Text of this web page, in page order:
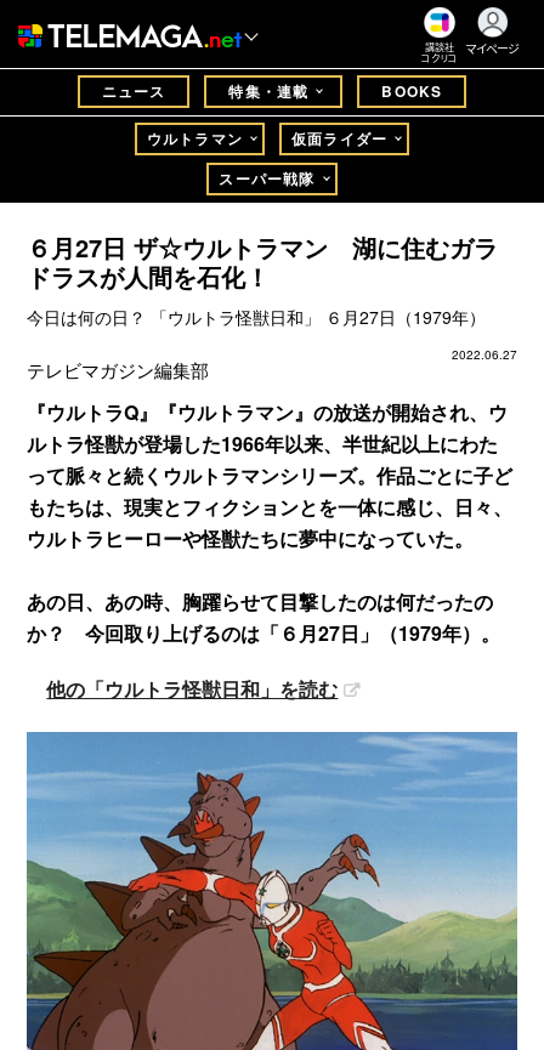
講談社
コクリコ
マイページ
ニュース 特集・連載 BOOKS
ウルトラマン
仮面ライダー
スーパー戦隊
６月27日 ザ☆ウルトラマン 湖に住むガラ
ドラスが人間を石化！
今日は何の日？ 「ウルトラ怪獣日和」 ６月27日（1979年）
2022.06.27
テレビマガジン編集部
『ウルトラQ』『ウルトラマン』の放送が開始され、ウ
ルトラ怪獣が登場した1966年以来、半世紀以上にわた
って脈々と続くウルトラマンシリーズ。作品ごとに子ど
もたちは、現実とフィクションとを一体に感じ、日々、
ウルトラヒーローや怪獣たちに夢中になっていた。
あの日、あの時、胸躍らせて目撃したのは何だったの
か？ 今回取り上げるのは「６月27日」（1979年）。
他の「ウルトラ怪獣日和」を読む